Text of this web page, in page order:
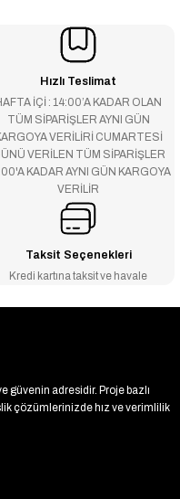
Hızlı Teslimat
İÇİ : 14:00’A KADAR OLAN
TÜM SİPARİŞLER AYNI GÜN
VERİLİRİ CUMARTESİ
VERİLEN TÜM SİPARİŞLER
KADAR AYNI GÜN KARGOYA
VERİLİR
Taksit Seçenekleri
Kredi kartına taksit ve havale
güvenin adresidir. Proje bazlı
çözümlerinizde hız ve verimlilik